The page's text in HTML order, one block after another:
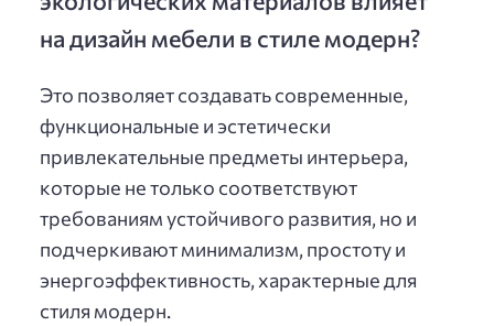
на дизайн мебели в стиле модерн?
Это позволяет создавать современные,
функциональные и эстетически
привлекательные предметы интерьера,
которые не только соответствуют
требованиям устойчивого развития, но и
подчеркивают минимализм, простоту и
энергоэффективность, характерные для
стиля модерн.